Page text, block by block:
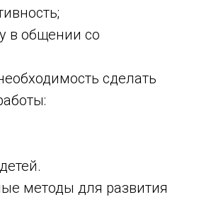
в общении со
сделать
методы для развития